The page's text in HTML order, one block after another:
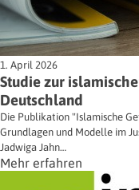
1. April 2026
Studie zur
Deutschland
Die Publikation "Islamische
Grundlagen und Modelle im
Jadwiga Jahn…
Mehr erfahren